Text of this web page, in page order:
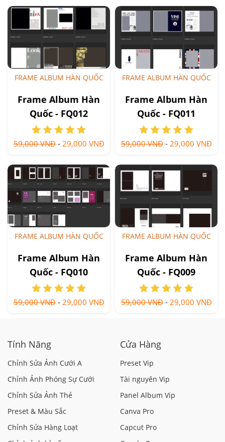
FRAME ALBUM HÀN QUỐC
Frame Album Hàn
Quốc - FQ012
Fashion
59,000 VNĐ- 29,000 VNĐ
FRAME ALBUM HÀN QUỐC
Frame Album Hàn
Quốc - FQ011
59,000 VNĐ- 29,000 VNĐ
FRAME ALBUM HÀN QUỐC
Frame Album Hàn
Quốc - FQ010
59,000 VNĐ- 29,000 VNĐ
FRAME ALBUM HÀN QUỐC
Frame Album Hàn
Quốc - FQ009
59,000 VNĐ- 29,000 VNĐ
Tính Năng
Chỉnh Sửa Ảnh Cưới A
Chỉnh Ảnh Phóng Sự Cưới
Chỉnh Sửa Ảnh Thẻ
Preset & Màu Sắc
Chỉnh Sửa Hàng Loạt
Cửa Hàng
Preset Vip
Tài nguyên Vip
Panel Album Vip
Canva Pro
Capcut Pro